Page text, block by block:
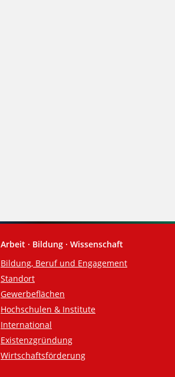
Arbeit · Bildung · Wissenschaft
Bildung, Beruf und Engagement
Standort
Gewerbeflächen
Hochschulen & Institute
International
Existenzgründung
Wirtschaftsförderung